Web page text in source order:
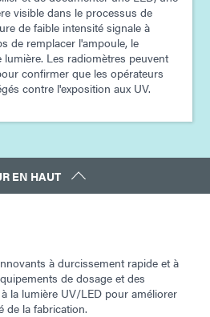
visible dans le processus de
de faible intensité signale à
de remplacer l'ampoule, le
Les radiomètres peuvent
confirmer que les opérateurs
contre l'exposition aux UV.
EN HAUT
à durcissement rapide et à
de dosage et des
la lumière UV/LED pour améliorer
de la fabrication.